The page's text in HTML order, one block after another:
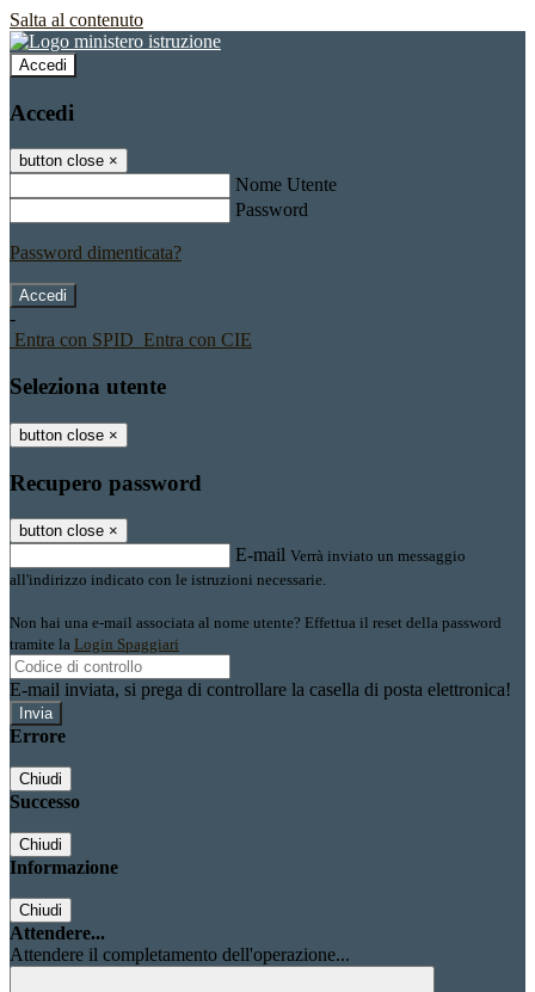
Salta al contenuto
Accedi
Accedi
button close ×
Nome Utente
Password
Password dimenticata?
-
Entra con SPID Entra con CIE
Seleziona utente
button close ×
Recupero password
button close ×
E-mail Verrà inviato un messaggio
all'indirizzo indicato con le istruzioni necessarie.
Non hai una e-mail associata al nome utente? Effettua il reset della password
tramite la Login Spaggiari
E-mail inviata, si prega di controllare la casella di posta elettronica!
Errore
Chiudi
Successo
Chiudi
Informazione
Chiudi
Attendere...
Attendere il completamento dell'operazione...